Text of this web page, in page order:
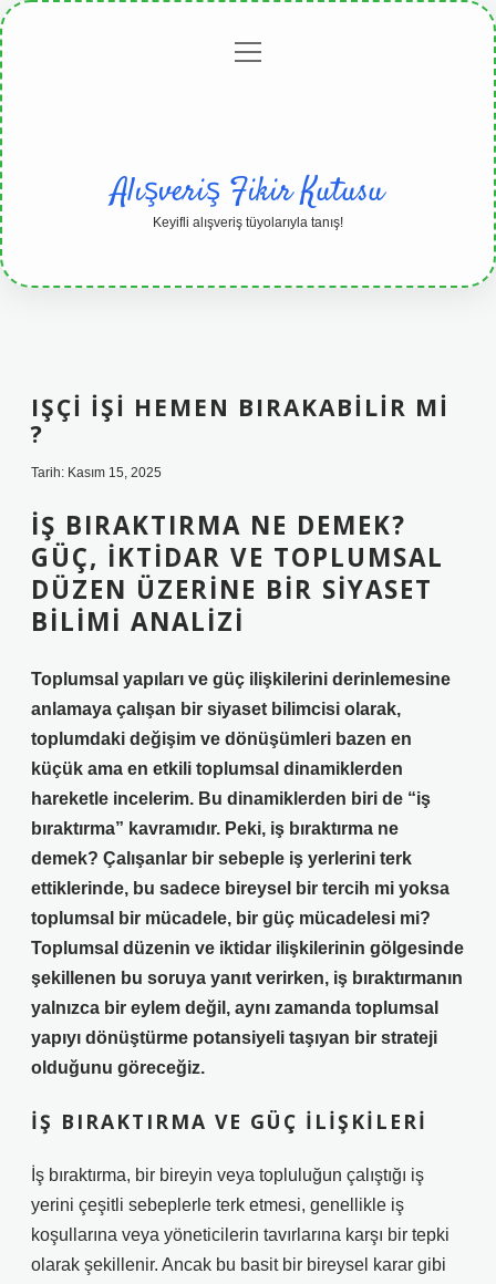
Gizlilikmenüyü
Alışveriş Fikir Kutusu
Keyifli alışveriş tüyolarıyla tanış!
IŞÇI IŞI HEMEN BIRAKABILIR MI
?
Tarih: Kasım 15, 2025
İŞ BIRAKTIRMA NE DEMEK?
GÜÇ, İKTIDAR VE TOPLUMSAL
DÜZEN ÜZERINE BIR SIYASET
BILIMI ANALIZI
Toplumsal yapıları ve güç ilişkilerini derinlemesine
anlamaya çalışan bir siyaset bilimcisi olarak,
toplumdaki değişim ve dönüşümleri bazen en
küçük ama en etkili toplumsal dinamiklerden
hareketle incelerim. Bu dinamiklerden biri de “iş
bıraktırma” kavramıdır. Peki, iş bıraktırma ne
demek? Çalışanlar bir sebeple iş yerlerini terk
ettiklerinde, bu sadece bireysel bir tercih mi yoksa
toplumsal bir mücadele, bir güç mücadelesi mi?
Toplumsal düzenin ve iktidar ilişkilerinin gölgesinde
şekillenen bu soruya yanıt verirken, iş bıraktırmanın
yalnızca bir eylem değil, aynı zamanda toplumsal
yapıyı dönüştürme potansiyeli taşıyan bir strateji
olduğunu göreceğiz.
İŞ BIRAKTIRMA VE GÜÇ İLIŞKILERI
İş bıraktırma, bir bireyin veya topluluğun çalıştığı iş
yerini çeşitli sebeplerle terk etmesi, genellikle iş
koşullarına veya yöneticilerin tavırlarına karşı bir tepki
olarak şekillenir. Ancak bu basit bir bireysel karar gibi